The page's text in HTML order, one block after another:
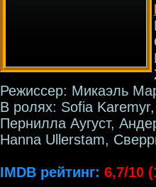
Режиссер: Микаэль
В ролях: Sofia
Пернилла Аугуст,
Hanna Ullerstam,
IMDB рейтинг: 6,7/10